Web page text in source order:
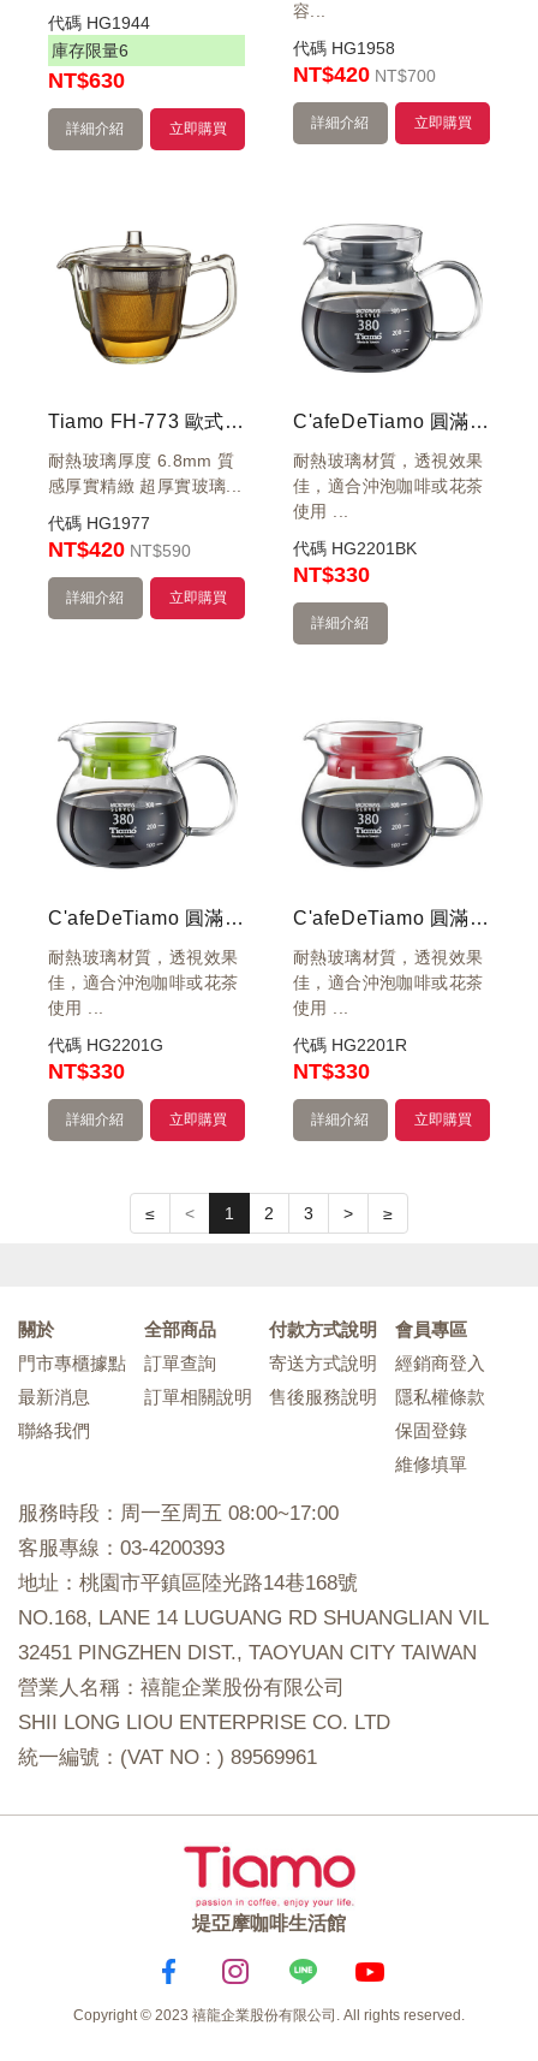
代碼 HG1944
庫存限量6
NT$630
立即購買
詳細介紹
容...
代碼 HG1958
NT$420 NT$700
立即購買
詳細介紹
Tiamo FH-773 歐式急須壺 附濾網 250ml
耐熱玻璃厚度 6.8mm 質
感厚實精緻 超厚實玻璃...
代碼 HG1977
NT$420 NT$590
立即購買
詳細介紹
C'afeDeTiamo 圓滿咖啡玻璃壺花茶壺 380cc SGS測試合格
耐熱玻璃材質，透視效果
佳，適合沖泡咖啡或花茶
使用 ...
代碼 HG2201BK
NT$330
詳細介紹
C'afeDeTiamo 圓滿咖啡玻璃壺花茶壺 380cc SGS測試合格
耐熱玻璃材質，透視效果
佳，適合沖泡咖啡或花茶
使用 ...
代碼 HG2201G
NT$330
立即購買
詳細介紹
C'afeDeTiamo 圓滿咖啡玻璃壺花茶壺 380cc SGS測試合格
耐熱玻璃材質，透視效果
佳，適合沖泡咖啡或花茶
使用 ...
代碼 HG2201R
NT$330
立即購買
詳細介紹
≤ < 1 2 3 > ≥
關於
門市專櫃據點
最新消息
聯絡我們
全部商品
訂單查詢
訂單相關說明
付款方式說明
寄送方式說明
售後服務說明
會員專區
經銷商登入
隱私權條款
保固登錄
維修填單
服務時段：周一至周五 08:00~17:00
客服專線：03-4200393
地址：桃園市平鎮區陸光路14巷168號
NO.168, LANE 14 LUGUANG RD SHUANGLIAN VIL
32451 PINGZHEN DIST., TAOYUAN CITY TAIWAN
營業人名稱：禧龍企業股份有限公司
SHII LONG LIOU ENTERPRISE CO. LTD
統一編號：(VAT NO : ) 89569961
堤亞摩咖啡生活館
Copyright © 2023 禧龍企業股份有限公司. All rights reserved.